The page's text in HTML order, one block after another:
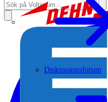
Diskussionsforum